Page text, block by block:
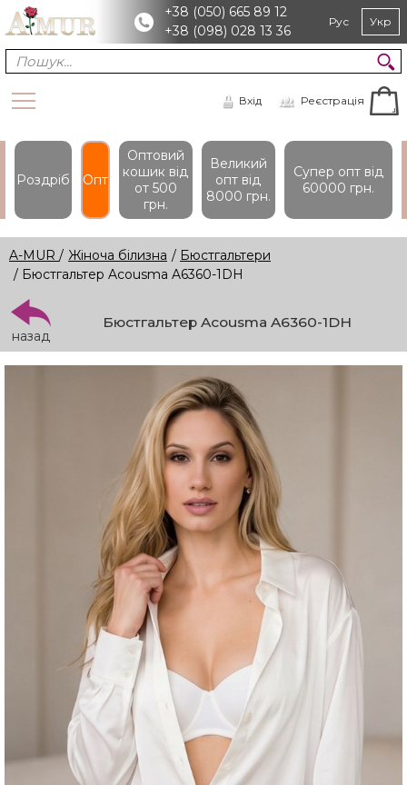
+38 (050) 665 89 12
+38 (098) 028 13 36
Рус Укр
Вхід Реєстрація
Роздріб Опт
Оптовий
кошик вiд
от 500
грн.
Великий
опт вiд
8000 грн.
Супер опт вiд
60000 грн.
A-MUR / Жіноча білизна / Бюстгальтери
/ Бюстгальтер Acousma A6360-1DH
назад
Бюстгальтер Acousma A6360-1DH